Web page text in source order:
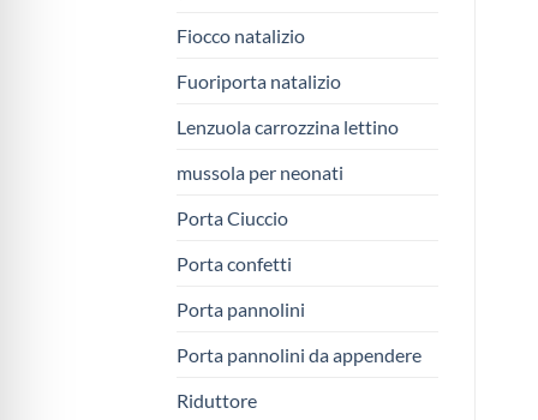
Fiocco natalizio
Fuoriporta natalizio
Lenzuola carrozzina lettino
mussola per neonati
Porta Ciuccio
Porta confetti
Porta pannolini
Porta pannolini da appendere
Riduttore